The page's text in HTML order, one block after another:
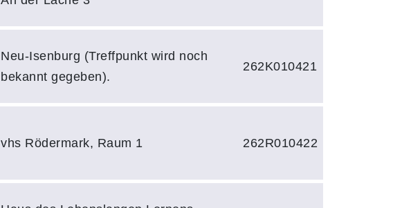
Neu-Isenburg (Treffpunkt wird noch
bekannt gegeben).
262K010421
vhs Rödermark, Raum 1 262R010422